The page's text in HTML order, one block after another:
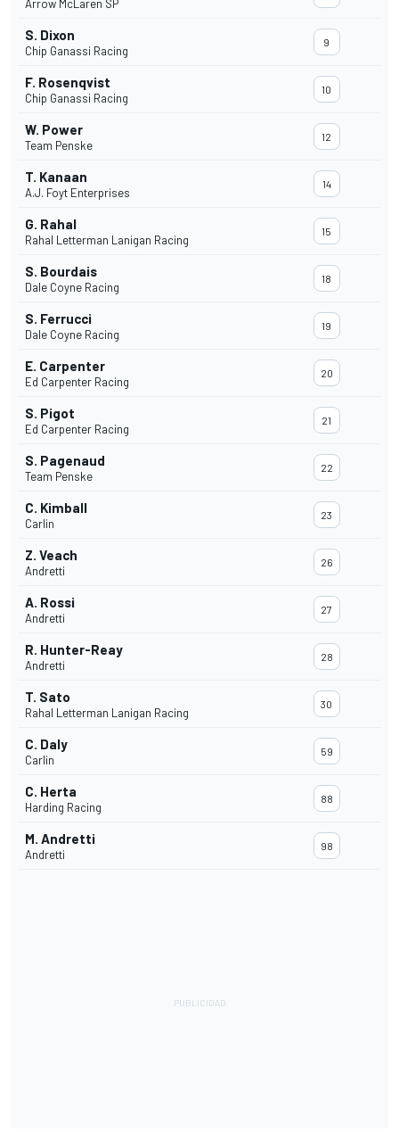
Arrow McLaren SP
S. Dixon
Chip Ganassi Racing
9
F. Rosenqvist
Chip Ganassi Racing
10
W. Power
Team Penske
12
T. Kanaan
A.J. Foyt Enterprises
14
G. Rahal
Rahal Letterman Lanigan Racing
15
S. Bourdais
Dale Coyne Racing
18
S. Ferrucci
Dale Coyne Racing
19
E. Carpenter
Ed Carpenter Racing
20
S. Pigot
Ed Carpenter Racing
21
S. Pagenaud
Team Penske
22
C. Kimball
Carlin
23
Z. Veach
Andretti
26
A. Rossi
Andretti
27
R. Hunter-Reay
Andretti
28
T. Sato
Rahal Letterman Lanigan Racing
30
C. Daly
Carlin
59
C. Herta
Harding Racing
88
M. Andretti
Andretti
98